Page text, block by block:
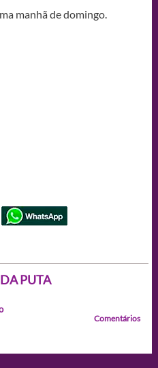
manhã de domingo.
PUTA
Comentários